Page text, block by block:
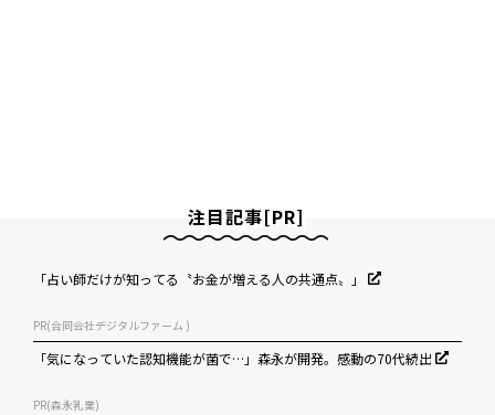
注目記事[PR]
「占い師だけが知ってる〝お金が増える人の共通点〟」
PR(合同会社デジタルファーム )
「気になっていた認知機能が菌で…」森永が開発。感動の70代続出
PR(森永乳業)